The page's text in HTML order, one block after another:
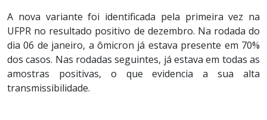
A nova variante foi identificada pela primeira vez na
UFPR no resultado positivo de dezembro. Na rodada do
dia 06 de janeiro, a ômicron já estava presente em 70%
dos casos. Nas rodadas seguintes, já estava em todas as
amostras positivas, o que evidencia a sua alta
transmissibilidade.